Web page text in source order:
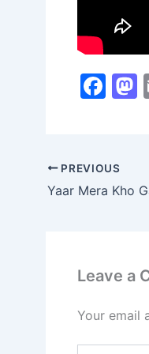
F
e
b
PREVIOUS
Yaar Mera Kho
Leave a
Your email